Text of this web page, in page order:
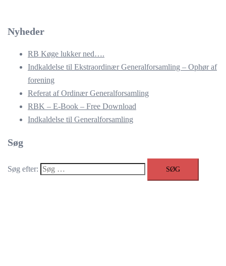
Nyheder
RB Køge lukker ned….
Indkaldelse til Ekstraordinær Generalforsamling – Ophør af
forening
Referat af Ordinær Generalforsamling
RBK – E-Book – Free Download
Indkaldelse til Generalforsamling
Søg
Søg efter: